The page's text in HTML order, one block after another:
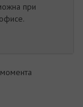
при